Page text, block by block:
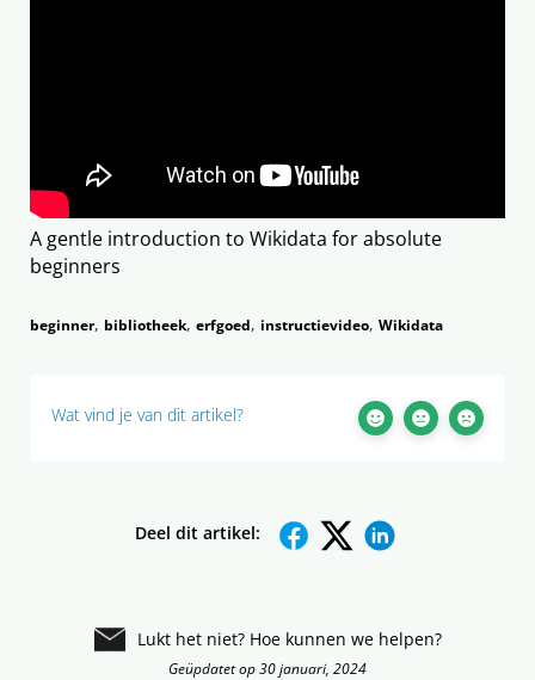
A gentle introduction to Wikidata for absolute
beginners
beginner, bibliotheek, erfgoed, instructievideo, Wikidata
Wat vind je van dit artikel?
Deel dit artikel:
Lukt het niet? Hoe kunnen we helpen?
Geüpdatet op 30 januari, 2024